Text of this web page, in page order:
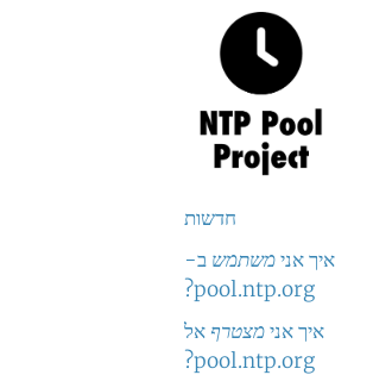
חדשות
איך אנימשתמש ב-
pool.ntp.org?
איך אנימצטרף אל
pool.ntp.org?